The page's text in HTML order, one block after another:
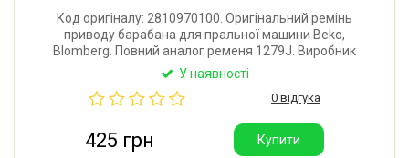
Код оригіналу: 2810970100. Оригінальний ремінь
приводу барабана для пральної машини Beko,
Blomberg. Повний аналог ременя 1279J. Виробник
Hutchinson (Франція).
У наявності
0 відгука
425 грн Купити